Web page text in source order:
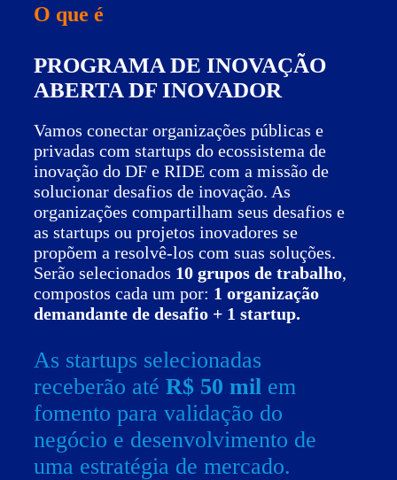
O que é
PROGRAMA DE INOVAÇÃO
ABERTA DF INOVADOR
Vamos conectar organizações públicas e
privadas com startups do ecossistema de
inovação do DF e RIDE com a missão de
solucionar desafios de inovação. As
organizações compartilham seus desafios e
as startups ou projetos inovadores se
propõem a resolvê-los com suas soluções.
Serão selecionados 10 grupos de trabalho,
compostos cada um por: 1 organização
demandante de desafio + 1 startup.
As startups selecionadas
receberão atéR$ 50 mil em
fomento para validação do
negócio e desenvolvimento de
uma estratégia de mercado.